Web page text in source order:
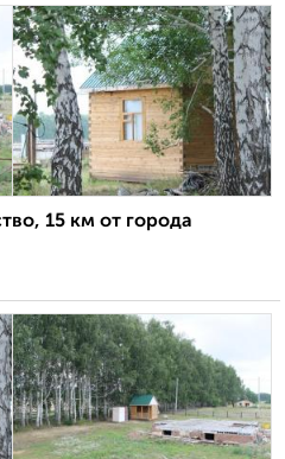
15 км от города